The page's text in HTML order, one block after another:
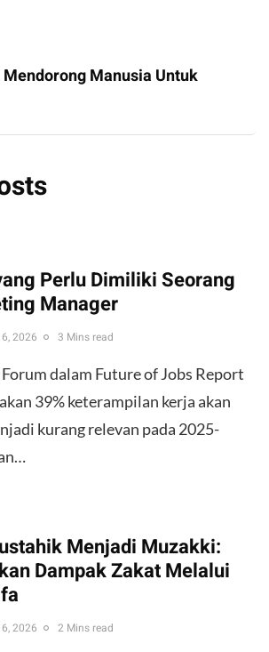
Manusia Untuk
Perlu Dimiliki Seorang
Manager
2026 3 Mins read
dalam Future of Jobs Report
39% keterampilan kerja akan
kurang relevan pada 2025-
Menjadi Muzakki:
Dampak Zakat Melalui
2026 2 Mins read